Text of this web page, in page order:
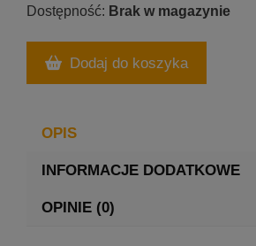
Brak w magazynie
Dodaj do koszyka
OPIS
INFORMACJE DODATKOWE
OPINIE (0)